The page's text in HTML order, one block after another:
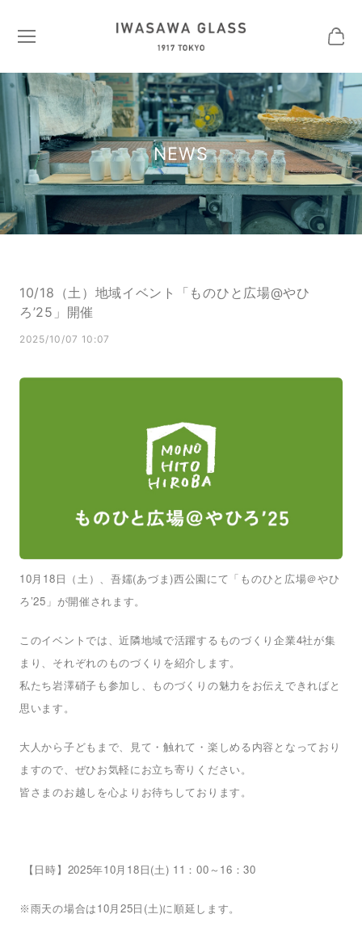
NEWS
10/18（土）地域イベント「ものひと広場@やひ
ろ’25」開催
2025/10/07 10:07
10月 18日（土）、吾嬬(あづま)西公園にて「ものひと広場＠やひ
ろ ’25 」が開催されます。
このイベントでは、近隣地域で活躍するものづくり企業4社が集
まり、それぞれのものづくりを紹介します。
私たち岩澤硝子も参加し、ものづくりの魅力をお伝えできればと
思います。
大人から子どもまで、見て・触れて・楽しめる内容となっており
ますので、ぜひお気軽にお立ち寄りください。
皆さまのお越しを心よりお待ちしております。
【日時】 2025年10月 18日(土) 11 ：00 ～ 16 ：30
※ 雨天の場合は10月25日 (土)に順延します。